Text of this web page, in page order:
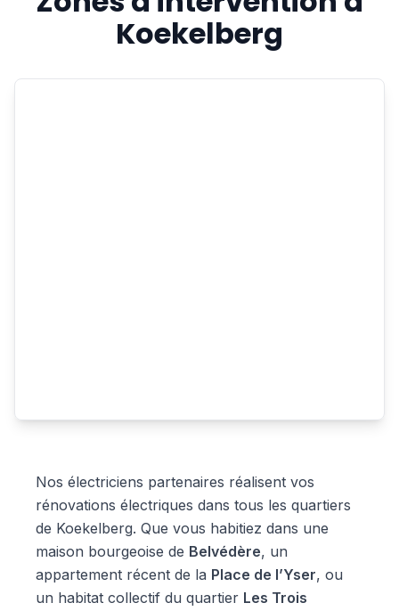
Koekelberg
Nos électriciens partenaires réalisent vos
rénovations électriques dans tous les quartiers
de Koekelberg. Que vous habitiez dans une
maison bourgeoise de Belvédère, un
appartement récent de la Place de l’Yser, ou
un habitat collectif du quartier Les Trois